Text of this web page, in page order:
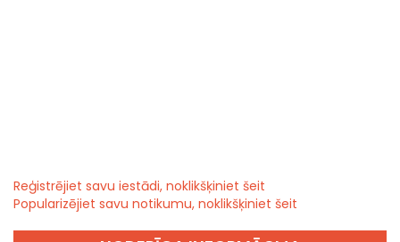
Reģistrējiet savu iestādi, noklikšķiniet šeit
Popularizējiet savu notikumu, noklikšķiniet šeit